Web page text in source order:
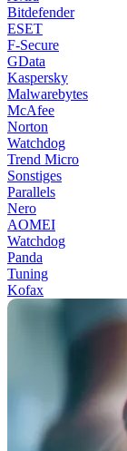
Bitdefender
ESET
F-Secure
GData
Kaspersky
Malwarebytes
McAfee
Norton
Watchdog
Trend Micro
Sonstiges
Parallels
Nero
AOMEI
Watchdog
Panda
Tuning
Kofax